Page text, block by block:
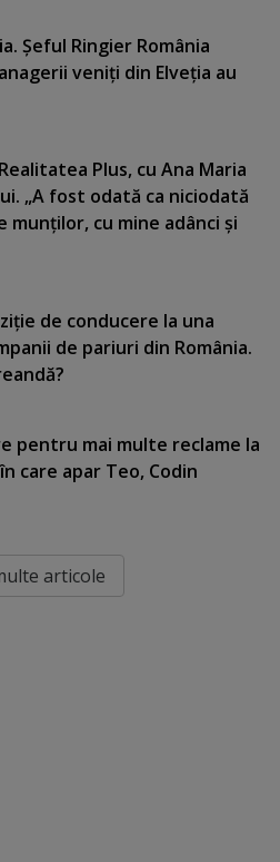
Şeful Ringier România
veniţi din Elveţia au
Plus, cu Ana Maria
„A fost odată ca niciodată
munţilor, cu mine adânci şi
de conducere la una
de pariuri din România.
pentru mai multe reclame la
care apar Teo, Codin
articole